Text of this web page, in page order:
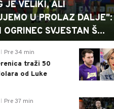
JE VELIKI, ALI
U PROLAZ DALJE":
OGRINEC SVJESTAN Š...
Pre 34 min
traži 50
od Luke
Pre 37 min